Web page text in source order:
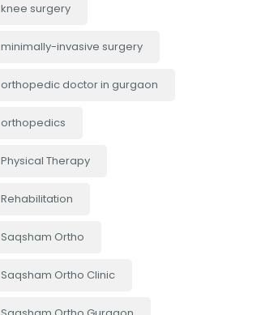
knee surgery
minimally-invasive surgery
orthopedic doctor in gurgaon
orthopedics
Physical Therapy
Rehabilitation
Saqsham Ortho
Saqsham Ortho Clinic